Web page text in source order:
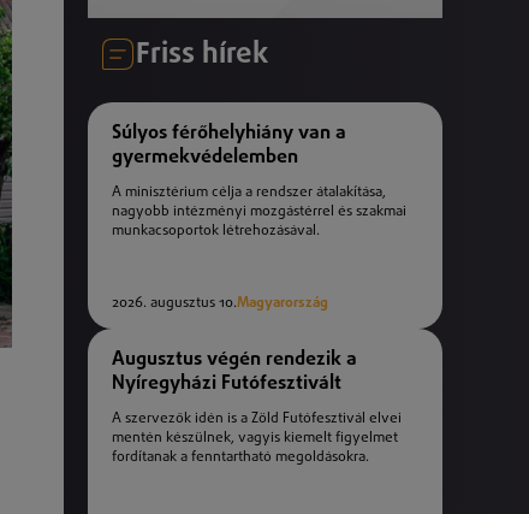
Friss hírek
Súlyos férőhelyhiány van a
gyermekvédelemben
A minisztérium célja a rendszer átalakítása,
nagyobb intézményi mozgástérrel és szakmai
munkacsoportok létrehozásával.
2026. augusztus 10.Magyarország
Augusztus végén rendezik a
Nyíregyházi Futófesztivált
A szervezők idén is a Zöld Futófesztivál elvei
mentén készülnek, vagyis kiemelt figyelmet
fordítanak a fenntartható megoldásokra.